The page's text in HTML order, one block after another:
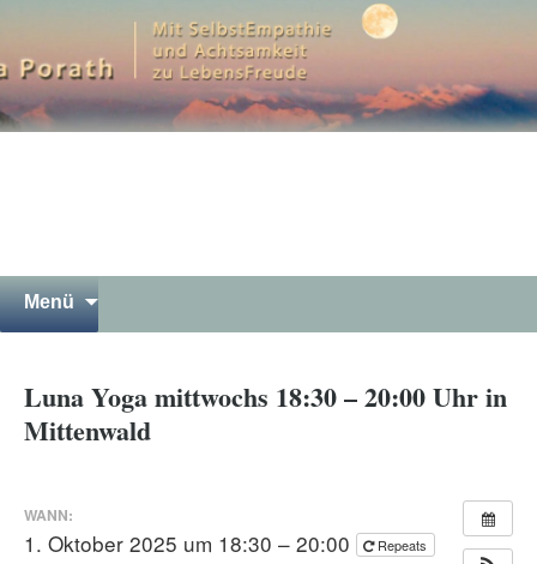
Petra Porath – Bergwandern
Luna Yoga Gewaltfreie
Mit SelbstEmpathie und Achtsamkeit zu
LebensFreude
Menü
zum
Luna Yoga mittwochs 18:30 – 20:00 Uhr in
Mittenwald
WANN:
1. Oktober 2025 um 18:30 – 20:00 Repeats